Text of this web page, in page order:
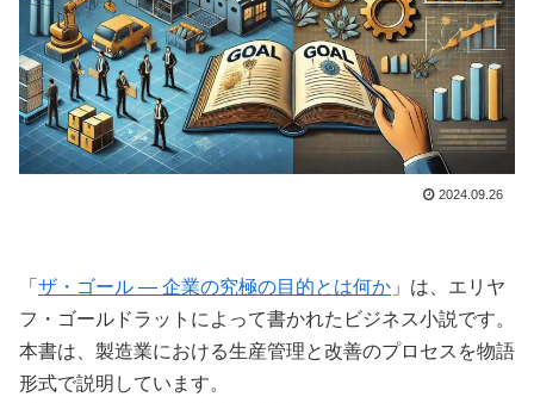
2024.09.26
「 ザ・ゴール ― 企業の究極の目的とは何か 」は、エリヤ
フ・ゴールドラットによって書かれたビジネス小説です。
本書は、製造業における生産管理と改善のプロセスを物語
形式で説明しています。